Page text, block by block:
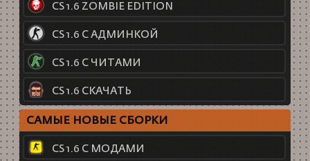
CS 1.6 ZOMBIE EDITION
CS 1.6 С АДМИНКОЙ
CS 1.6 С ЧИТАМИ
CS 1.6 СКАЧАТЬ
САМЫЕ НОВЫЕ СБОРКИ
CS 1.6 С МОДАМИ